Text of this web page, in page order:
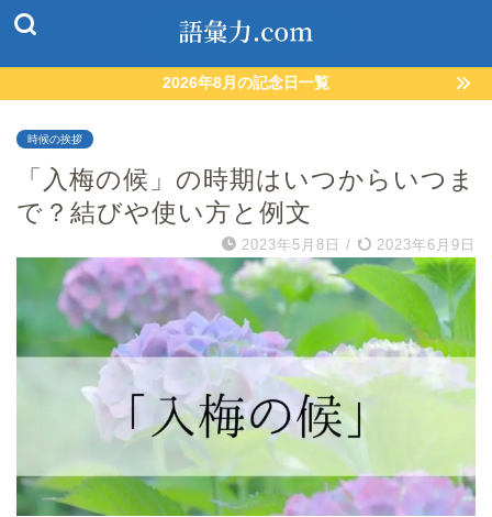
2026年8月の記念日一覧
時候の挨拶
「入梅の候」の時期はいつからいつま
で？結びや使い方と例文
2023年5月8日 / 2023年6月9日